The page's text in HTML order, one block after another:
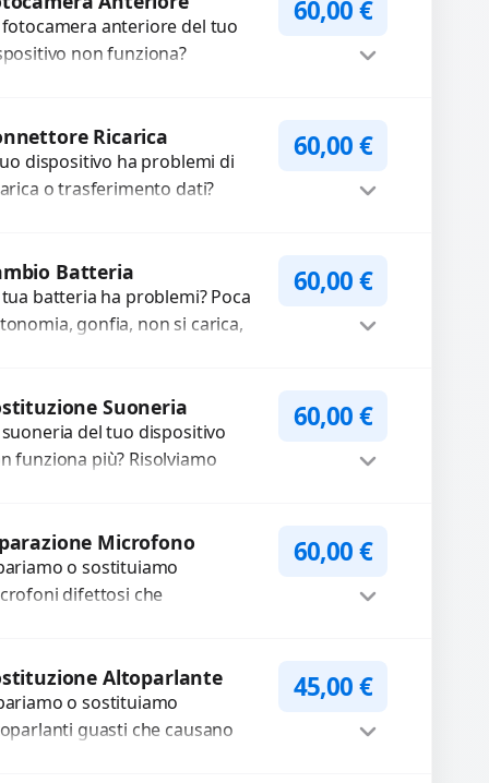
fotocamera anteriore del tuo
non funziona?
immagini sfocate, messa a...
60,00€
Ricarica
dispositivo ha problemi di
o trasferimento dati?
danneggiati,...
60,00€
Batteria
tua batteria ha problemi? Poca
gonfia, non si carica,
60,00€
Suoneria
suoneria del tuo dispositivo
funziona più? Risolviamo
60,00€
Microfono
o sostituiamo
difettosi che
Diagnosi accurata e
di...
60,00€
Altoparlante
o sostituiamo
guasti che causano
45,00€